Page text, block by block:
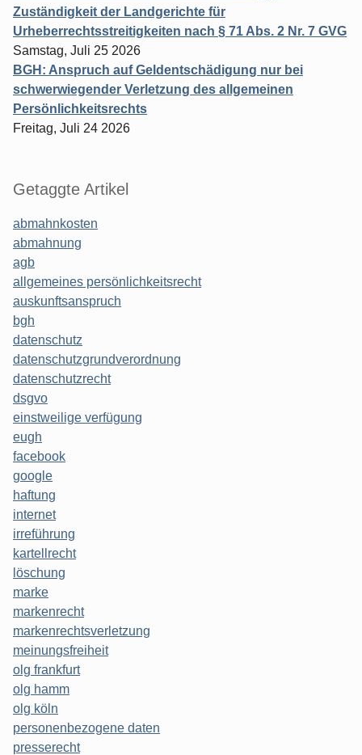
Zuständigkeit der Landgerichte für
Urheberrechtsstreitigkeiten nach § 71 Abs. 2 Nr. 7 GVG
Samstag, Juli 25 2026
BGH: Anspruch auf Geldentschädigung nur bei
schwerwiegender Verletzung des allgemeinen
Persönlichkeitsrechts
Freitag, Juli 24 2026
Getaggte Artikel
abmahnkosten
abmahnung
agb
allgemeines persönlichkeitsrecht
auskunftsanspruch
bgh
datenschutz
datenschutzgrundverordnung
datenschutzrecht
dsgvo
einstweilige verfügung
eugh
facebook
google
haftung
internet
irreführung
kartellrecht
löschung
marke
markenrecht
markenrechtsverletzung
meinungsfreiheit
olg frankfurt
olg hamm
olg köln
personenbezogene daten
presserecht